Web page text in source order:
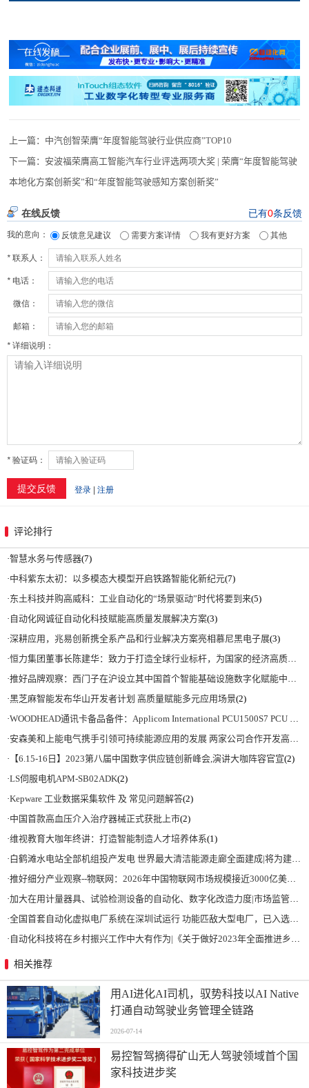
上一篇： 中汽创智荣膺“年度智能驾驶行业供应商”TOP10
下一篇： 安波福荣膺高工智能汽车行业评选两项大奖 | 荣膺“年度智能驾驶
本地化方案创新奖”和“年度智能驾驶感知方案创新奖”
评论排行
·智慧水务与传感器(7)
·中科紫东太初：以多模态大模型开启铁路智能化新纪元(7)
·东土科技并购高威科：工业自动化的“场景驱动”时代将要到来(5)
· 自动化网诚征自动化科技赋能高质量发展解决方案(3)
·深耕应用，兆易创新携全系产品和行业解决方案亮相慕尼黑电子展(3)
·恒力集团董事长陈建华：致力于打造全球行业标杆，为国家的经济高质量发展贡献更大力量|上海电气集团党委书记、董事长吴磊来访
·推好品牌观察：西门子在沪设立其中国首个智能基础设施数字化赋能中心
·黑芝麻智能发布华山开发者计划 高质量赋能多元应用场景(2)
·WOODHEAD通讯卡备品备件：Applicom International PCU1500S7 PCU 1500 S7 V4.5.0
·安森美和上能电气携手引领可持续能源应用的发展 两家公司合作开发高性能储能和太阳能组串式逆变器方案 以实现可持续的未来
· 【6.15-16日】2023第八届中国数字供应链创新峰会,演讲大咖阵容官宣(2)
·LS伺服电机APM-SB02ADK(2)
·Kepware 工业数据采集软件 及 常见问题解答(2)
·中国首款高血压介入治疗器械正式获批上市(2)
·维视教育大咖年终讲：打造智能制造人才培养体系(1)
·白鹤滩水电站全部机组投产发电 世界最大清洁能源走廊全面建成|将为建设新型能源体系、保障国家能源安全、实现“双碳”目标提供有力支撑
·推好细分产业观察--物联网：2026年中国物联网市场规模接近3000亿美元 智慧工厂、智慧城市、智慧电网等将占60%以上
·加大在用计量器具、试验检测设备的自动化、数字化改造力度|市场监管总局 工业和信息化部 关于促进企业计量能力提升的指导意见
·全国首套自动化虚拟电厂系统在深圳试运行 功能匹敌大型电厂，已入选国际典型案例
· 自动化科技将在乡村振兴工作中大有作为|《关于做好2023年全面推进乡村振兴重点工作的意见》发布
相关推荐
用AI进化AI司机，驭势科技以AI Native
打通自动驾驶业务管理全链路
2026-07-14
易控智驾摘得矿山无人驾驶领域首个国
家科技进步奖